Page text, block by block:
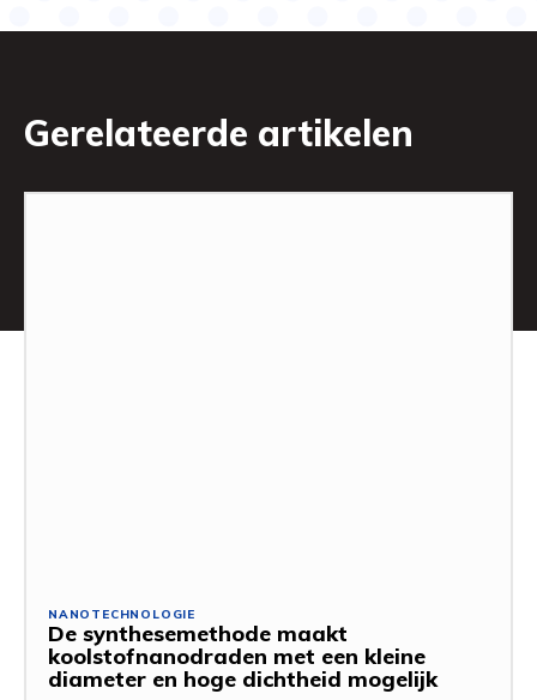
Gerelateerde artikelen
NANOTECHNOLOGIE
De synthesemethode maakt
koolstofnanodraden met een kleine
diameter en hoge dichtheid mogelijk